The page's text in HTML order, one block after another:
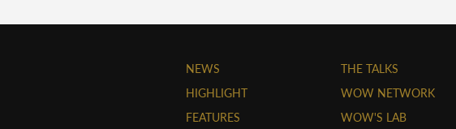
NEWS
HIGHLIGHT
FEATURES
THE TALKS
WOW NETWORK
WOW'S LAB